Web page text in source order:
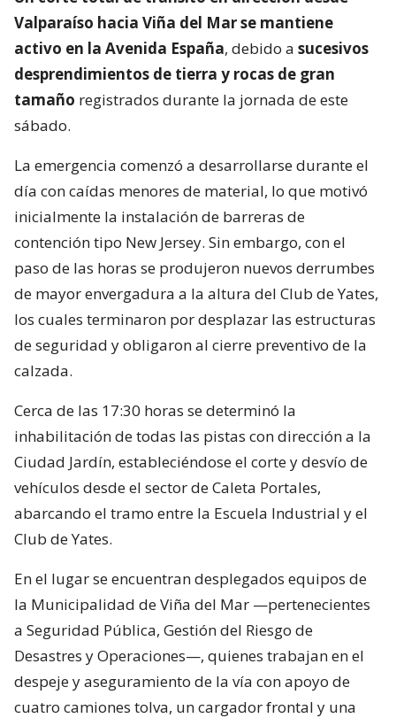
Valparaíso hacia Viña del Mar se mantiene
activo en la Avenida España, debido a sucesivos
desprendimientos de tierra y rocas de gran
tamaño registrados durante la jornada de este
sábado.
La emergencia comenzó a desarrollarse durante el
día con caídas menores de material, lo que motivó
inicialmente la instalación de barreras de
contención tipo New Jersey. Sin embargo, con el
paso de las horas se produjeron nuevos derrumbes
de mayor envergadura a la altura del Club de Yates,
los cuales terminaron por desplazar las estructuras
de seguridad y obligaron al cierre preventivo de la
calzada.
Cerca de las 17:30 horas se determinó la
inhabilitación de todas las pistas con dirección a la
Ciudad Jardín, estableciéndose el corte y desvío de
vehículos desde el sector de Caleta Portales,
abarcando el tramo entre la Escuela Industrial y el
Club de Yates.
En el lugar se encuentran desplegados equipos de
la Municipalidad de Viña del Mar —pertenecientes
a Seguridad Pública, Gestión del Riesgo de
Desastres y Operaciones—, quienes trabajan en el
despeje y aseguramiento de la vía con apoyo de
cuatro camiones tolva, un cargador frontal y una